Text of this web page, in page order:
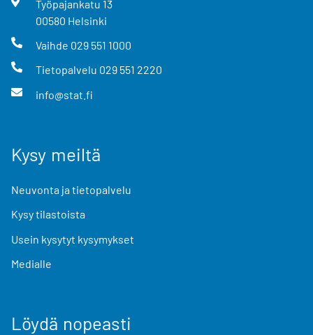
Työpajankatu 13
00580 Helsinki
Vaihde 029 551 1000
Tietopalvelu 029 551 2220
info@stat.fi
Kysy meiltä
Neuvonta ja tietopalvelu
Kysy tilastoista
Usein kysytyt kysymykset
Medialle
Löydä nopeasti